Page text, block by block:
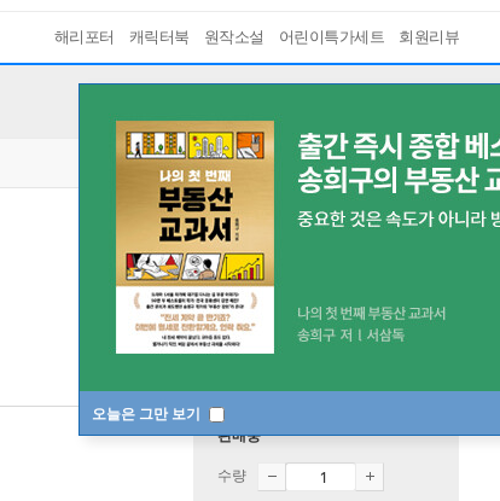
해리포터 캐릭터북 원작소설 어린이특가세트 회원리뷰
오늘은 그만 보기
판매중
수량